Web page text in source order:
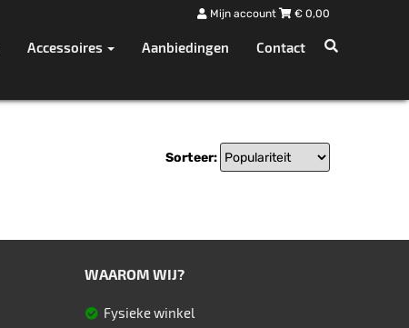
Mijn account € 0,00
Accessoires Aanbiedingen Contact
Sorteer:
WAAROM WIJ?
Fysieke winkel